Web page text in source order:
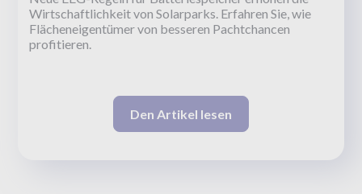
Wirtschaftlichkeit von Solarparks. Erfahren Sie, wie
Flächeneigentümer von besseren Pachtchancen
profitieren.
Den Artikel lesen